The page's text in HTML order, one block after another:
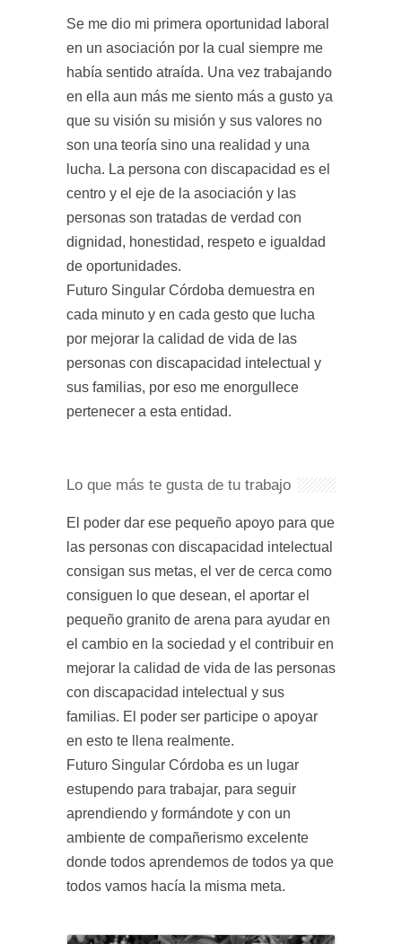
Se me dio mi primera oportunidad laboral
en un asociación por la cual siempre me
había sentido atraída. Una vez trabajando
en ella aun más me siento más a gusto ya
que su visión su misión y sus valores no
son una teoría sino una realidad y una
lucha. La persona con discapacidad es el
centro y el eje de la asociación y las
personas son tratadas de verdad con
dignidad, honestidad, respeto e igualdad
de oportunidades.
Futuro Singular Córdoba demuestra en
cada minuto y en cada gesto que lucha
por mejorar la calidad de vida de las
personas con discapacidad intelectual y
sus familias, por eso me enorgullece
pertenecer a esta entidad.
Lo que más te gusta de tu trabajo
El poder dar ese pequeño apoyo para que
las personas con discapacidad intelectual
consigan sus metas, el ver de cerca como
consiguen lo que desean, el aportar el
pequeño granito de arena para ayudar en
el cambio en la sociedad y el contribuir en
mejorar la calidad de vida de las personas
con discapacidad intelectual y sus
familias. El poder ser participe o apoyar
en esto te llena realmente.
Futuro Singular Córdoba es un lugar
estupendo para trabajar, para seguir
aprendiendo y formándote y con un
ambiente de compañerismo excelente
donde todos aprendemos de todos ya que
todos vamos hacía la misma meta.